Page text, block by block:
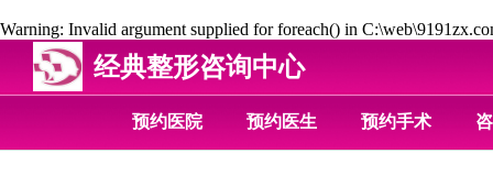
Warning: Invalid argument supplied for foreach() in
经典整形咨询中心
预约医院 预约医生 预约手术